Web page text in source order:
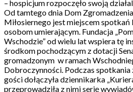
– hospicjum rozpoczęło swoją
Od tamtego dnia Dom
Miłosiernego jest miejscem spotkań
osobom umierającym. Fundacja
Wschodzie” od wielu lat wspiera tę
środkom pochodzącym z dotacji
gromadzonym w ramach
Dobroczynności. Podczas
gości dołączyła dziennikarka
przeprowadziła z nimi serię